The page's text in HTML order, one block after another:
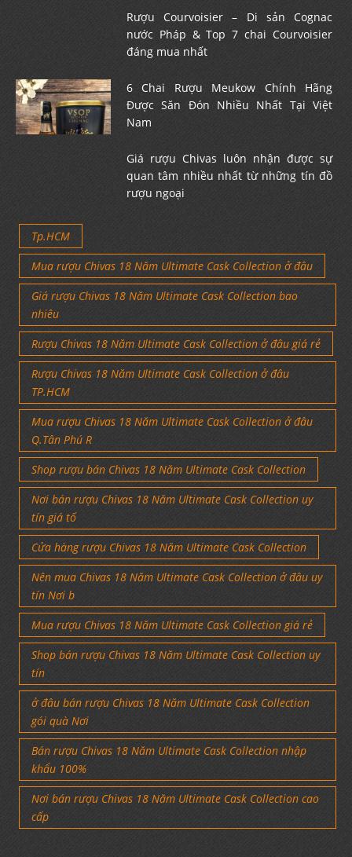
Rượu Courvoisier – Di sản Cognac
nước Pháp & Top 7 chai Courvoisier
đáng mua nhất
6 Chai Rượu Meukow Chính Hãng
Được Săn Đón Nhiều Nhất Tại Việt
Nam
Giá rượu Chivas luôn nhận được sự
quan tâm nhiều nhất từ những tín đồ
rượu ngoại
Tp.HCM
Mua rượu Chivas 18 Năm Ultimate Cask Collection ở đâu
Giá rượu Chivas 18 Năm Ultimate Cask Collection bao
nhiêu
Rượu Chivas 18 Năm Ultimate Cask Collection ở đâu giá rẻ
Rượu Chivas 18 Năm Ultimate Cask Collection ở đâu
TP.HCM
Mua rượu Chivas 18 Năm Ultimate Cask Collection ở đâu
Q.Tân Phú R
Shop rượu bán Chivas 18 Năm Ultimate Cask Collection
Nơi bán rượu Chivas 18 Năm Ultimate Cask Collection uy
tín giá tố
Cửa hàng rượu Chivas 18 Năm Ultimate Cask Collection
Nên mua Chivas 18 Năm Ultimate Cask Collection ở đâu uy
tín Nơi b
Mua rượu Chivas 18 Năm Ultimate Cask Collection giá rẻ
Shop bán rượu Chivas 18 Năm Ultimate Cask Collection uy
tín
ở đâu bán rượu Chivas 18 Năm Ultimate Cask Collection
gói quà Nơi
Bán rượu Chivas 18 Năm Ultimate Cask Collection nhập
khẩu 100%
Nơi bán rượu Chivas 18 Năm Ultimate Cask Collection cao
cấp